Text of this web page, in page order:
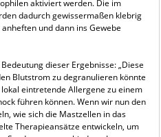
aktiviert werden. Die im
dadurch gewissermaßen klebrig
und dann ins Gewebe
dieser Ergebnisse: „Diese
Blutstrom zu degranulieren könnte
eintretende Allergene zu einem
führen können. Wenn wir nun den
wie sich die Mastzellen in das
Therapieansätze entwickeln, um